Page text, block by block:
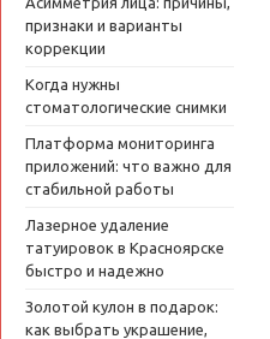
признаки и варианты
коррекции
Когда нужны
стоматологические снимки
Платформа мониторинга
приложений: что важно для
стабильной работы
Лазерное удаление
татуировок в Красноярске
быстро и надежно
Золотой кулон в подарок:
как выбрать украшение,